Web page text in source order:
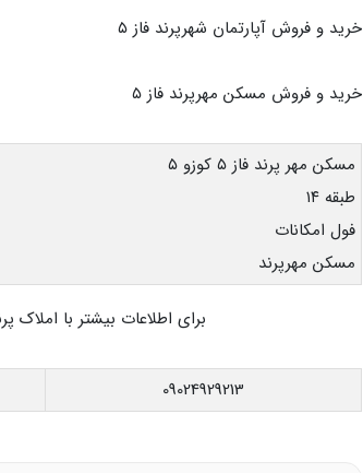
خرید و فروش آپارتمان شهرپرند فاز ۵
خرید و فروش مسکن مهرپرند فاز ۵
مسکن مهر پرند فاز ۵ کوزو ۵
طبقه ۱۴
فول امکانات
مسکن مهرپرند
برای اطلاعات بیشتر با املاک
09024929213